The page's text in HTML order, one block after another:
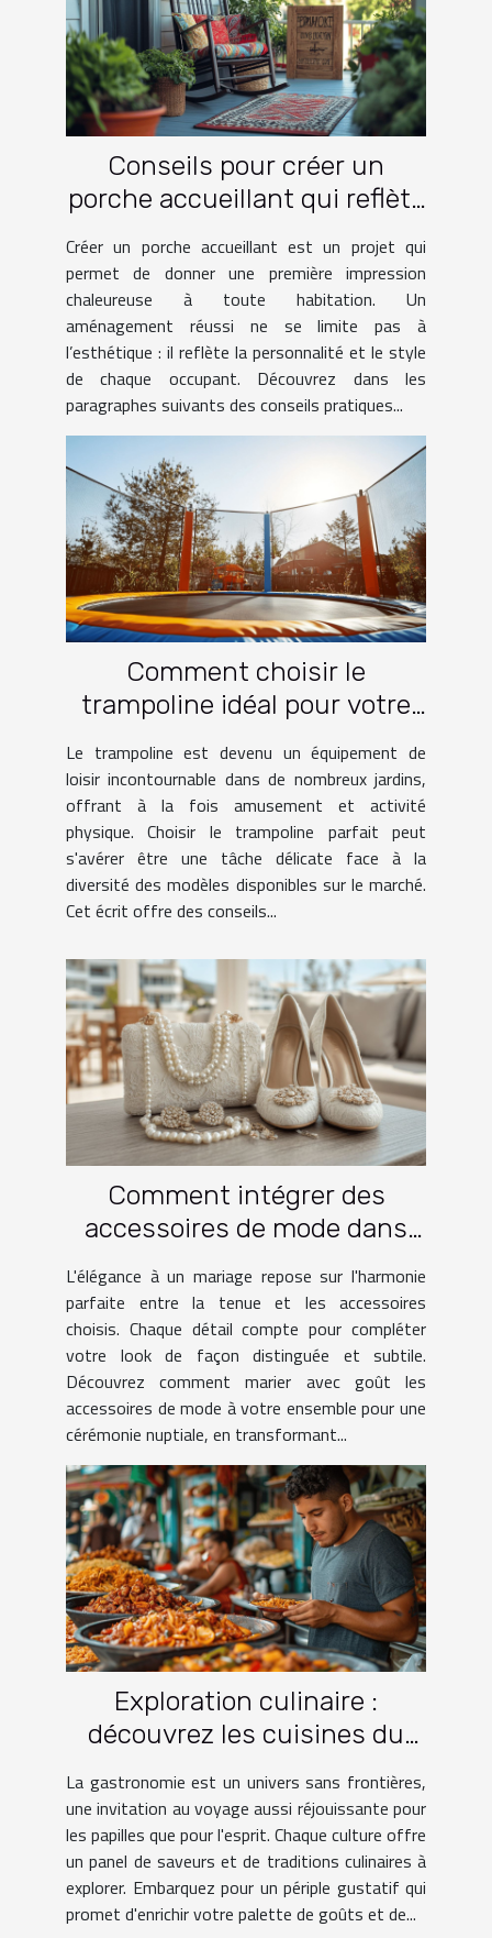
Conseils pour créer un
porche accueillant qui reflète
Créer un porche accueillant est un projet qui
permet de donner une première impression
chaleureuse à toute habitation. Un
aménagement réussi ne se limite pas à
l’esthétique : il reflète la personnalité et le style
de chaque occupant. Découvrez dans les
paragraphes suivants des conseils pratiques...
Comment choisir le
trampoline idéal pour votre
Le trampoline est devenu un équipement de
loisir incontournable dans de nombreux jardins,
offrant à la fois amusement et activité
physique. Choisir le trampoline parfait peut
s'avérer être une tâche délicate face à la
diversité des modèles disponibles sur le marché.
Cet écrit offre des conseils...
Comment intégrer des
accessoires de mode dans
une tenue de mariage
L'élégance à un mariage repose sur l'harmonie
parfaite entre la tenue et les accessoires
choisis. Chaque détail compte pour compléter
votre look de façon distinguée et subtile.
Découvrez comment marier avec goût les
accessoires de mode à votre ensemble pour une
cérémonie nuptiale, en transformant...
Exploration culinaire :
découvrez les cuisines du
monde à travers le voyage
La gastronomie est un univers sans frontières,
une invitation au voyage aussi réjouissante pour
les papilles que pour l'esprit. Chaque culture offre
un panel de saveurs et de traditions culinaires à
explorer. Embarquez pour un périple gustatif qui
promet d'enrichir votre palette de goûts et de...